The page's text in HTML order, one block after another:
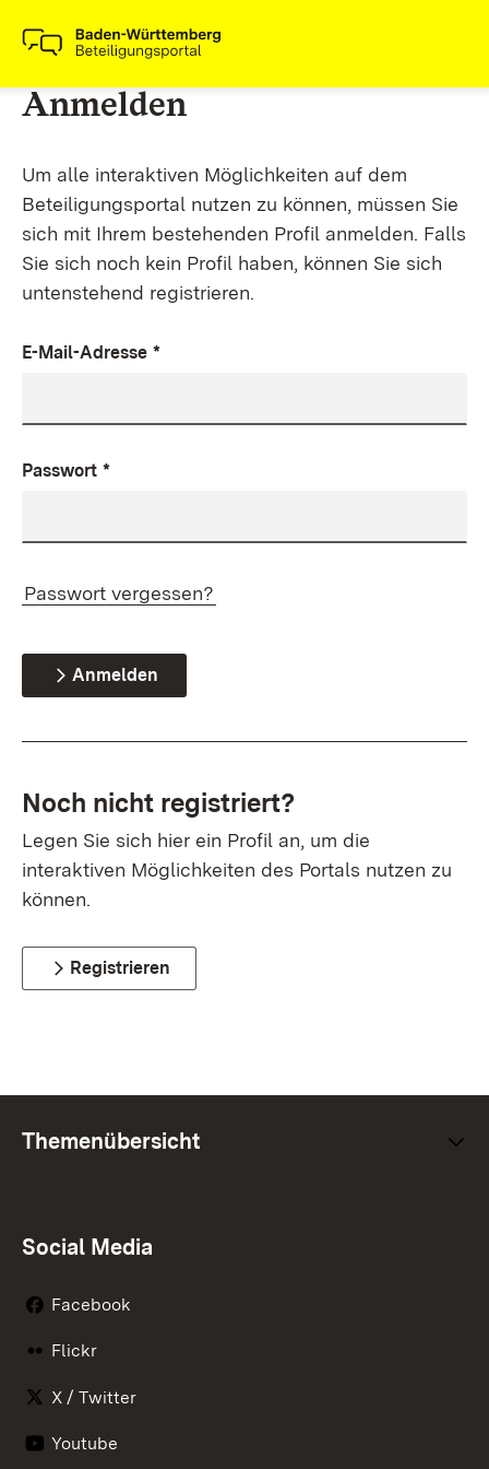
Anmelden
Um alle interaktiven Möglichkeiten auf dem
Beteiligungsportal nutzen zu können, müssen Sie
sich mit Ihrem bestehenden Profil anmelden. Falls
Sie sich noch kein Profil haben, können Sie sich
untenstehend registrieren.
E-Mail-Adresse *
Passwort *
Passwort vergessen?
Anmelden
Noch nicht registriert?
Legen Sie sich hier ein Profil an, um die
interaktiven Möglichkeiten des Portals nutzen zu
können.
Registrieren
Themenübersicht
Social Media
Facebook
Flickr
X / Twitter
Youtube